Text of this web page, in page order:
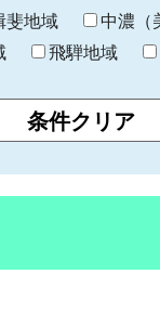
斐地域 中濃（
飛騨地域